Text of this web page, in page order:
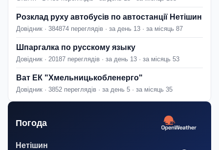
Розклад руху автобусів по автостанції Нетішин
Довідник · 384874 переглядів · за день 13 · за місяць 87
Шпаргалка по русскому языку
Довідник · 20187 переглядів · за день 13 · за місяць 53
Ват ЕК "Хмельницькобленерго"
Довідник · 3852 переглядів · за день 5 · за місяць 35
Погода
Нетішин